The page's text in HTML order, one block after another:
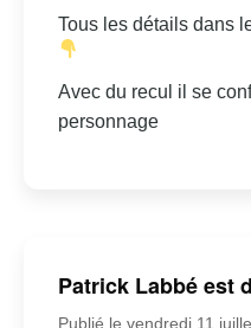
Tous les détails dans
Avec du recul il se
personnage
Patrick Labbé est
Publié le vendredi 11